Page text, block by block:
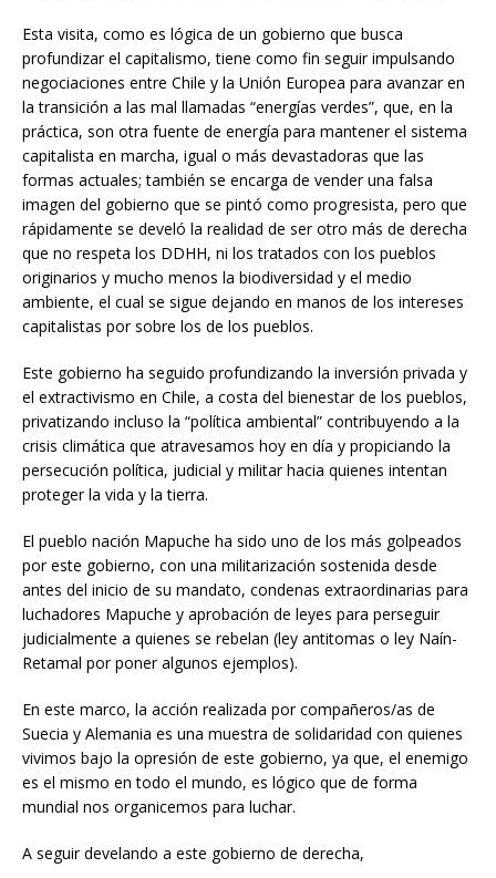
Esta visita, como es lógica de un gobierno que busca
profundizar el capitalismo, tiene como fin seguir impulsando
negociaciones entre Chile y la Unión Europea para avanzar en
la transición a las mal llamadas “energías verdes”, que, en la
práctica, son otra fuente de energía para mantener el sistema
capitalista en marcha, igual o más devastadoras que las
formas actuales; también se encarga de vender una falsa
imagen del gobierno que se pintó como progresista, pero que
rápidamente se develó la realidad de ser otro más de derecha
que no respeta los DDHH, ni los tratados con los pueblos
originarios y mucho menos la biodiversidad y el medio
ambiente, el cual se sigue dejando en manos de los intereses
capitalistas por sobre los de los pueblos.
Este gobierno ha seguido profundizando la inversión privada y
el extractivismo en Chile, a costa del bienestar de los pueblos,
privatizando incluso la “política ambiental” contribuyendo a la
crisis climática que atravesamos hoy en día y propiciando la
persecución política, judicial y militar hacia quienes intentan
proteger la vida y la tierra.
El pueblo nación Mapuche ha sido uno de los más golpeados
por este gobierno, con una militarización sostenida desde
antes del inicio de su mandato, condenas extraordinarias para
luchadores Mapuche y aprobación de leyes para perseguir
judicialmente a quienes se rebelan (ley antitomas o ley Naín-
Retamal por poner algunos ejemplos).
En este marco, la acción realizada por compañeros/as de
Suecia y Alemania es una muestra de solidaridad con quienes
vivimos bajo la opresión de este gobierno, ya que, el enemigo
es el mismo en todo el mundo, es lógico que de forma
mundial nos organicemos para luchar.
A seguir develando a este gobierno de derecha,